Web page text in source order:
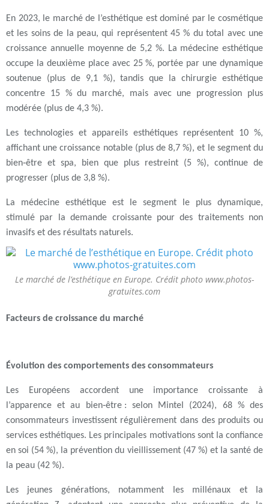
En 2023, le marché de l’esthétique est dominé par lecosmétique
et les soins de la peau, qui représentent45 % du total
avec une
croissance annuelle moyenne de 5,2 %. La médecine esthétique
occupe la deuxième place avec 25 %, portée par une dynamique
soutenue (plus de 9,1 %), tandis que lachirurgie esthétique
concentre 15 %du marché, mais avec une progression plus
modérée (plus de 4,3 %).
Les technologies et appareils esthétiques représentent 10 %,
affichant une croissance notable (plus de 8,7 %), et le segment du
bien‑être et spa, bien que plus restreint (5 %), continue de
progresser (plus de 3,8 %).
La médecine esthétique est le segment le plus dynamique,
stimulé par la demande croissante pour des traitements non
invasifs et des résultats naturels.
Le marché de l’esthétique en Europe. Crédit photo www.photos-
gratuites.com
Facteurs de croissance du marché
Évolution des comportements des consommateurs
Les Européensaccordent une importance croissante à
l’apparence et au bien‑être: selon Mintel (2024), 68 % des
consommateurs investissent régulièrement dans des produits ou
services esthétiques. Les principales motivations sont la confiance
en soi (54 %), la prévention du vieillissement(47 %) et la santé de
la peau (42 %).
Les jeunes générations, notamment les millénaux et la